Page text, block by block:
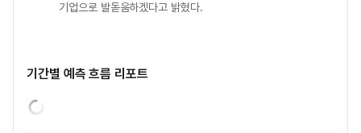
기업으로 발돋움하겠다고 밝혔다.
기간별 예측 흐름 리포트